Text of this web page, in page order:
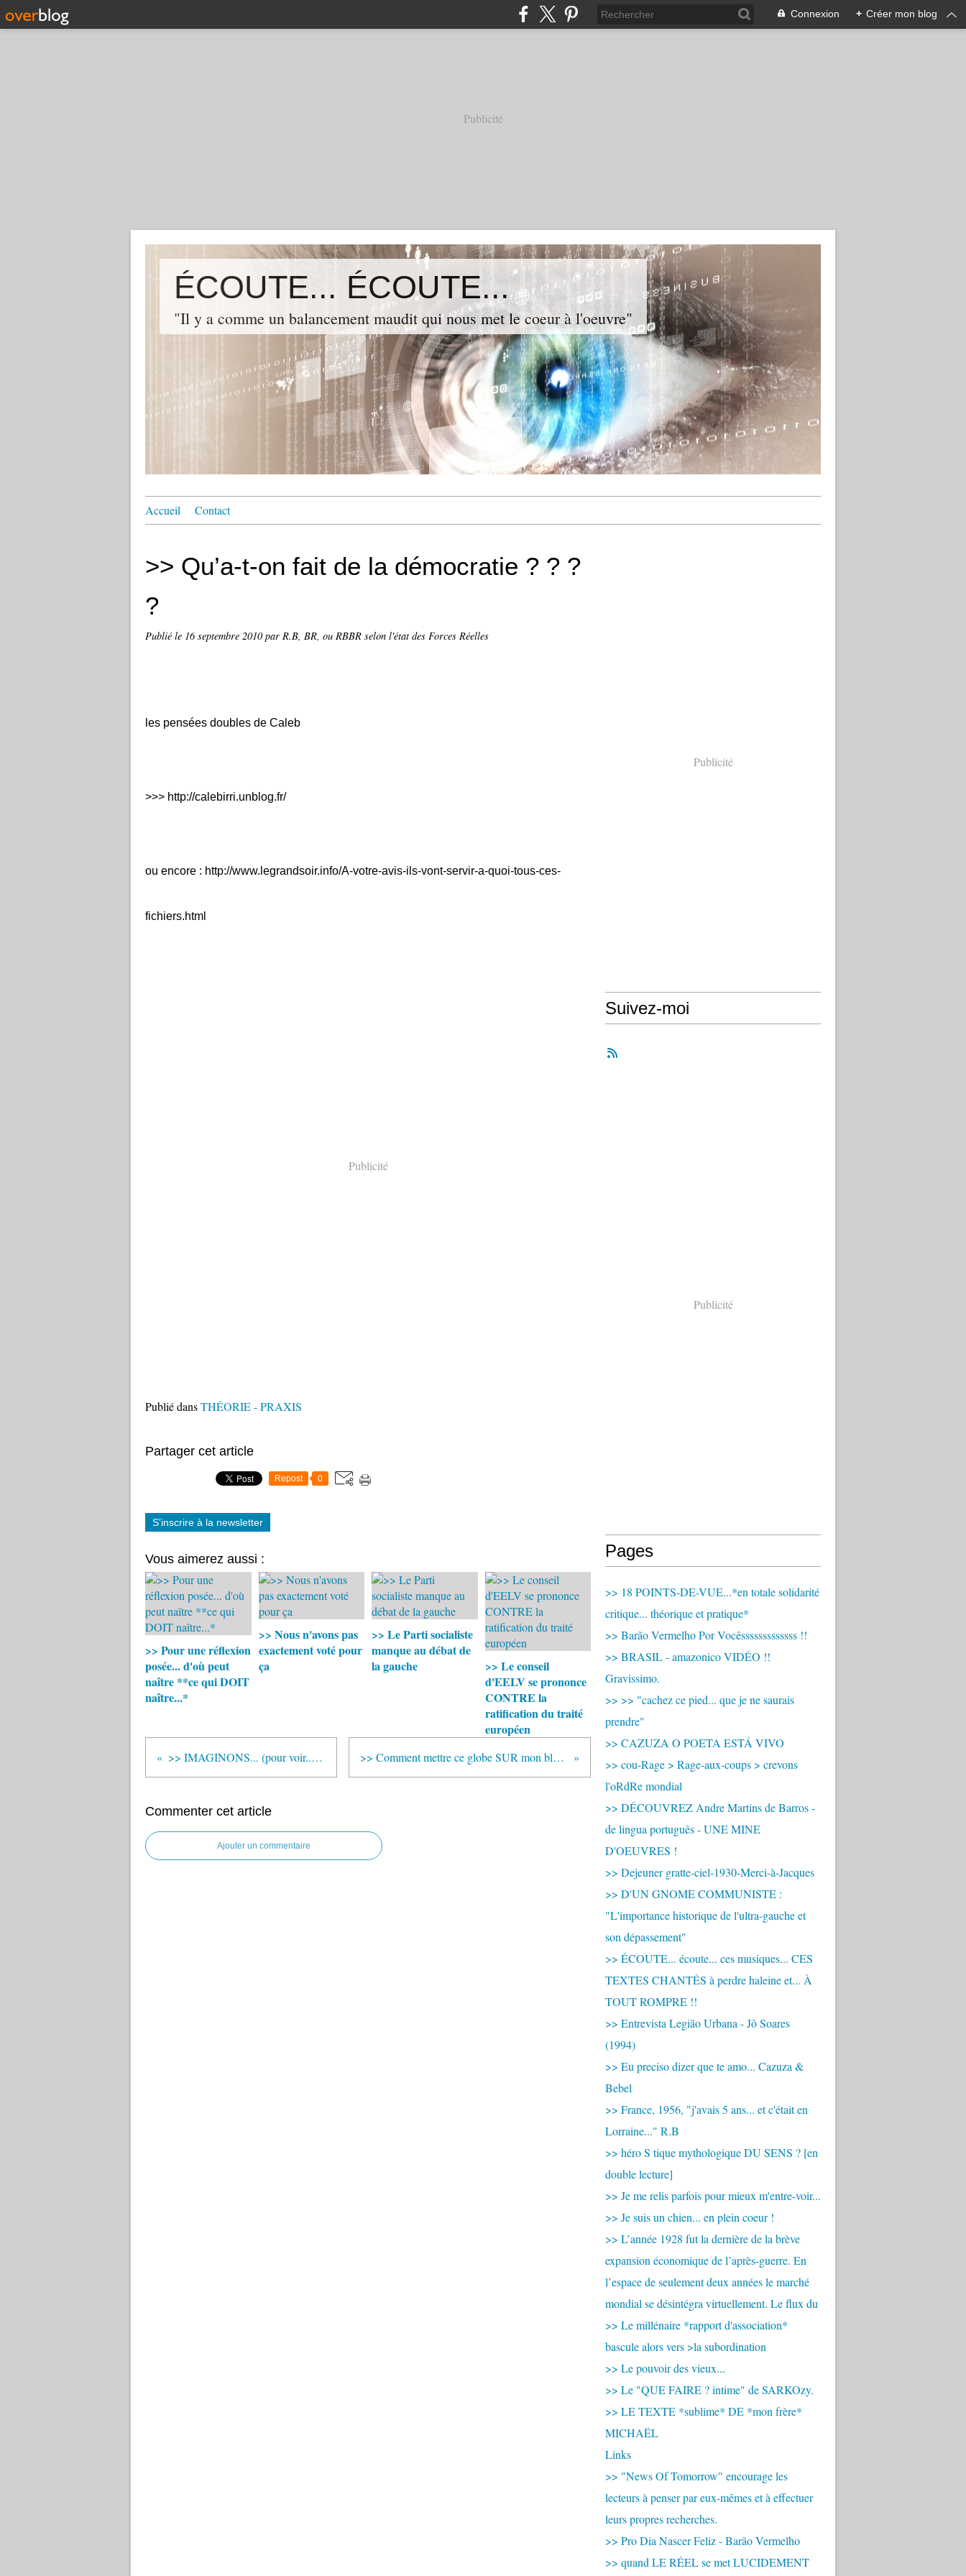
Connexion + Créer mon blog
Publicité
ÉCOUTE... ÉCOUTE...
"Il y a comme un balancement maudit qui nous met le coeur à l'oeuvre"
Accueil Contact
>> Qu’a-t-on fait de la démocratie ? ? ?
?
Publié le 16 septembre 2010par R.B, BR, ou RBBR selon l'état des Forces Réelles
les pensées doubles de Caleb
>>> http://calebirri.unblog.fr/
ou encore : http://www.legrandsoir.info/A-votre-avis-ils-vont-servir-a-quoi-tous-ces-
fichiers.html
Publicité
Publié dansTHÉORIE - PRAXIS
Partager cet article
Repost 0
S'inscrire à la newsletter
Vous aimerez aussi :
>> Pour une réflexion
posée... d'où peut
naître **ce qui DOIT
naître...*
>> Nous n'avons pas
exactement voté pour
ça
>> Le Parti socialiste
manque au débat de
la gauche
>> Le conseil
d'EELV se prononce
CONTRE la
ratification du traité
européen
>> IMAGINONS... (pour voir...) Imaginons DONC ! >> Comment mettre ce globe SUR mon blog ? (j'suis nul à en mourir !
Commenter cet article
Ajouter un commentaire
Publicité
Suivez-moi
Publicité
Pages
>> 18 POINTS-DE-VUE...*en totale solidarité
critique... théorique et pratique*
>> Barão Vermelho Por Vocêsssssssssssss !!
>> BRASIL - amazonico VIDÉO !!
Gravissimo.
>> >> "cachez ce pied... que je ne saurais
prendre"
>> CAZUZA O POETA ESTÁ VIVO
>> cou-Rage > Rage-aux-coups > crevons
l'oRdRe mondial
>> DÉCOUVREZ Andre Martins de Barros -
de lingua português - UNE MINE
D'OEUVRES !
>> Dejeuner gratte-ciel-1930-Merci-à-Jacques
>> D'UN GNOME COMMUNISTE :
"L'importance historique de l'ultra-gauche et
son dépassement"
>> ÉCOUTE... écoute... ces musiques... CES
TEXTES CHANTÉS à perdre haleine et... À
TOUT ROMPRE !!
>> Entrevista Legião Urbana - Jô Soares
(1994)
>> Eu preciso dizer que te amo... Cazuza &
Bebel
>> France, 1956, "j'avais 5 ans... et c'était en
Lorraine..." R.B
>> héro S tique mythologique DU SENS ? [en
double lecture]
>> Je me relis parfois pour mieux m'entre-voir...
>> Je suis un chien... en plein coeur !
>> L’année 1928 fut la dernière de la brève
expansion économique de l’après-guerre. En
l’espace de seulement deux années le marché
mondial se désintégra virtuellement. Le flux du
>> Le millénaire *rapport d'association*
bascule alors vers >la subordination
>> Le pouvoir des vieux...
>> Le "QUE FAIRE ? intime" de SARKOzy.
>> LE TEXTE *sublime* DE *mon frère*
MICHAËL
Links
>> "News Of Tomorrow" encourage les
lecteurs à penser par eux-mêmes et à effectuer
leurs propres recherches.
>> Pro Dia Nascer Feliz - Barão Vermelho
>> quand LE RÉEL se met LUCIDEMENT